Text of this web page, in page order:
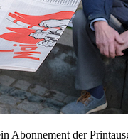
Abonnement der